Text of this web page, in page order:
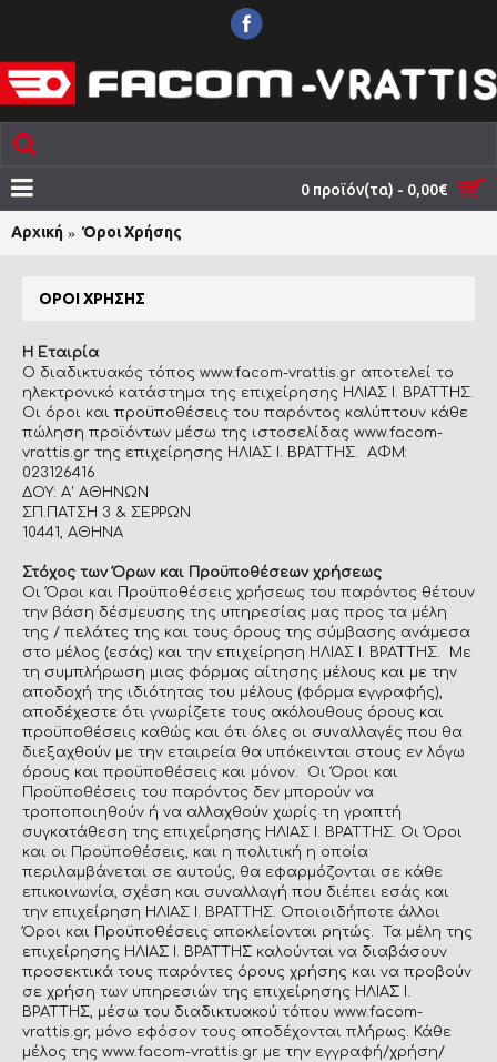
0 προϊόν(τα) - 0,00€
Αρχική Όροι Χρήσης
ΌΡΟΙ ΧΡΉΣΗΣ
Η Εταιρία
Ο διαδικτυακός τόπος www.facom-vrattis.gr αποτελεί το
ηλεκτρονικό κατάστημα της επιχείρησης ΗΛΙΑΣ Ι. ΒΡΑΤΤΗΣ.
Οι όροι και προϋποθέσεις του παρόντος καλύπτουν κάθε
πώληση προϊόντων μέσω της ιστοσελίδας www.facom-
vrattis.gr της επιχείρησης ΗΛΙΑΣ Ι. ΒΡΑΤΤΗΣ. ΑΦΜ:
023126416
ΔΟΥ: Α' ΑΘΗΝΩΝ
ΣΠ.ΠΑΤΣΗ 3 & ΣΕΡΡΩΝ
10441, ΑΘΗΝΑ
Στόχος των Όρων και Προϋποθέσεων χρήσεως
Οι Όροι και Προϋποθέσεις χρήσεως του παρόντος θέτουν
την βάση δέσμευσης της υπηρεσίας μας προς τα μέλη
της / πελάτες της και τους όρους της σύμβασης ανάμεσα
στο μέλος (εσάς) και την επιχείρηση ΗΛΙΑΣ Ι. ΒΡΑΤΤΗΣ. Με
τη συμπλήρωση μιας φόρμας αίτησης μέλους και με την
αποδοχή της ιδιότητας του μέλους (φόρμα εγγραφής),
αποδέχεστε ότι γνωρίζετε τους ακόλουθους όρους και
προϋποθέσεις καθώς και ότι όλες οι συναλλαγές που θα
διεξαχθούν με την εταιρεία θα υπόκεινται στους εν λόγω
όρους και προϋποθέσεις και μόνον. Οι Όροι και
Προϋποθέσεις του παρόντος δεν μπορούν να
τροποποιηθούν ή να αλλαχθούν χωρίς τη γραπτή
συγκατάθεση της επιχείρησης ΗΛΙΑΣ Ι. ΒΡΑΤΤΗΣ. Οι Όροι
και οι Προϋποθέσεις, και η πολιτική η οποία
περιλαμβάνεται σε αυτούς, θα εφαρμόζονται σε κάθε
επικοινωνία, σχέση και συναλλαγή που διέπει εσάς και
την επιχείρηση ΗΛΙΑΣ Ι. ΒΡΑΤΤΗΣ. Οποιοιδήποτε άλλοι
Όροι και Προϋποθέσεις αποκλείονται ρητώς. Τα μέλη της
επιχείρησης ΗΛΙΑΣ Ι. ΒΡΑΤΤΗΣ καλούνται να διαβάσουν
προσεκτικά τους παρόντες όρους χρήσης και να προβούν
σε χρήση των υπηρεσιών της επιχείρησης ΗΛΙΑΣ Ι.
ΒΡΑΤΤΗΣ, μέσω του διαδικτυακού τόπου www.facom-
vrattis.gr, μόνο εφόσον τους αποδέχονται πλήρως. Κάθε
μέλος της www.facom-vrattis.gr με την εγγραφή/χρήση/